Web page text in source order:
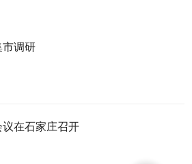
市调研
在石家庄召开